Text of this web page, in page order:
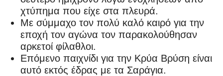
χτύπημα που είχε στα πλευρά.
Με σύμμαχο τον πολύ καλό καιρό για την
εποχή τον αγώνα τον παρακολούθησαν
αρκετοί φίλαθλοι.
Επόμενο παιχνίδι για την Κρύα Βρύση είναι
αυτό εκτός έδρας με τα Σαράγια.